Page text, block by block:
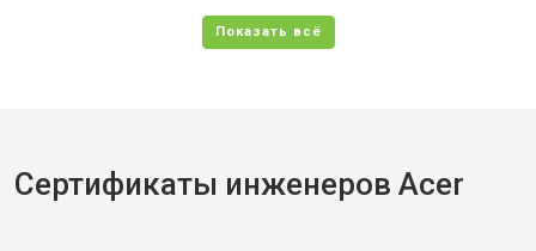
Сертификаты инженеров Acer